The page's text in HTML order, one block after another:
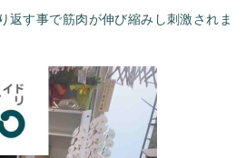
す事で筋肉が伸び縮みし刺激されま